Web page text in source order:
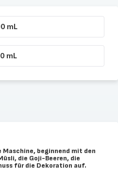
mL
mL
beginnend mit den
die Goji-Beeren, die
für die Dekoration auf.